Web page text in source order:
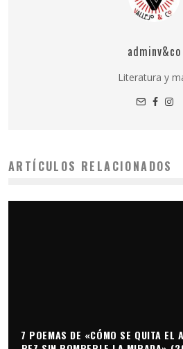
adminv&co
Literatura y
ARTÍCULOS RELACIONADOS
7 POEMAS DE «CÓMO SE QUITA EL